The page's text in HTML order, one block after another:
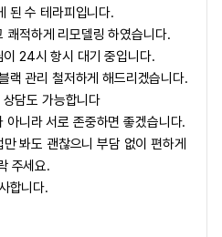
된수 테라피 입니다.
쾌적하게 리모델링 하였습니다.
24시 항시 대기 중입니다.
랙 관리 철저하게 해드리겠습니다.
담도 가능합니다
아니라 서로 존중하면 좋겠습니다.
봐도 괜찮으니 부담 없이 편하게
주세요.
합니다.